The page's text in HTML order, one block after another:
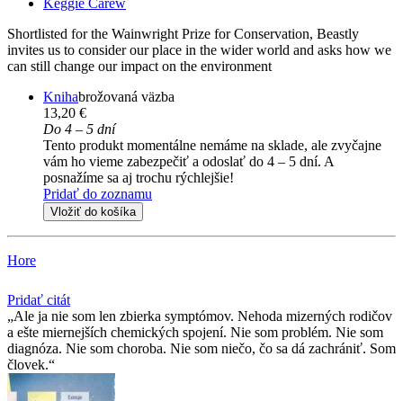
Keggie Carew
Shortlisted for the Wainwright Prize for Conservation, Beastly
invites us to consider our place in the wider world and asks how we
can still change our impact on the environment
Knihabrožovaná väzba
13,20 €
Do 4 – 5 dní
Tento produkt momentálne nemáme na sklade, ale zvyčajne
vám ho vieme zabezpečiť a odoslať do 4 – 5 dní. A
posnažíme sa aj trochu rýchlejšie!
Pridať do zoznamu
Vložiť do košíka
Hore
Pridať citát
Ale ja nie som len zbierka symptómov. Nehoda mizerných rodičov
a ešte miernejších chemických spojení. Nie som problém. Nie som
diagnóza. Nie som choroba. Nie som niečo, čo sa dá zachrániť. Som
človek.